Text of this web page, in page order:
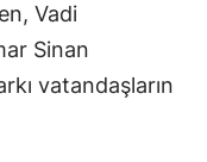
Vadi
Sinan
vatandaşların